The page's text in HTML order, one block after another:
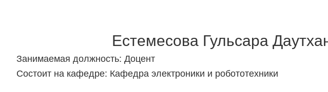
Естемесова Гульсара
Занимаемая должность: Доцент
Состоит на кафедре: Кафедра электроники и робототехники